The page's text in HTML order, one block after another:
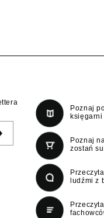
Poznaj
księgarni
Poznaj
zostań
ludźmi z